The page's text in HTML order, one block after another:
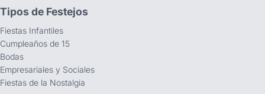
Tipos de Festejos
Fiestas Infantiles
Cumpleaños de 15
Bodas
Empresariales y Sociales
Fiestas de la Nostalgia